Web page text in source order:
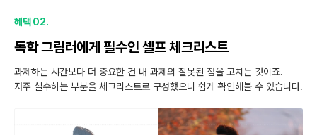
혜택 02.
독학 그림러에게 필수인 셀프 체크리스트
과제하는 시간보다 더 중요한 건 내 과제의 잘못된 점을 고치는 것이죠.
자주 실수하는 부분을 체크리스트로 구성했으니 쉽게 확인해볼 수 있습니다.